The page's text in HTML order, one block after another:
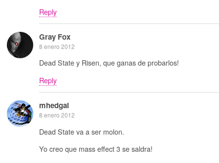
Reply
Gray Fox
8 enero 2012
Dead State y Risen, que ganas de probarlos!
Reply
mhedgal
8 enero 2012
Dead State va a ser molon.
Yo creo que mass effect 3 se saldra!